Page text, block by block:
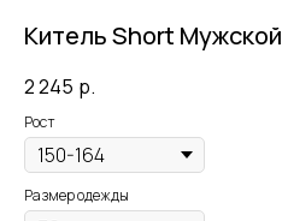
Китель Short Мужской
2 245 р.
Рост
Размер одежды